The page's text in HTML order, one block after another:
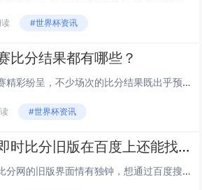
#世界杯资讯
比分结果都有哪些？
最近足球赛场的竞彩比赛精彩纷呈，不少场次的比分结果既出乎预料，又让球迷和彩民们津津乐道，从欧洲五大联赛到国内的中超赛场，不同级别的赛事都产出了不少值得关注的竞彩比分，下面就来详细看看近期都有哪些关键的竞彩比赛比分结果,以及这些比分背后的赛事...
#世界杯资讯
球探比分网足球即时比分旧版在百度上还能找到吗？
很多足球爱好者对球探比分网的旧版界面情有独钟，想通过百度搜索找到旧版入口，这个问题的答案需要结合网站迭代、搜索现状和安全规范来分析,下面我们从多个角度聊聊这个话题。 旧版球探比分网的“怀旧吸引力” 不少老球迷对旧版的设计逻辑“爱不释手”...